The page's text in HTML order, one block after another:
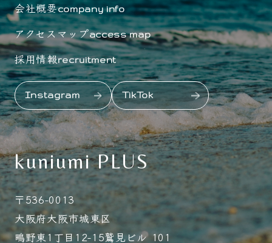
会社概要company info
アクセスマップaccess map
採用情報recruitment
Instagram TikTok
kuniumi PLUS
〒536-0013
大阪府大阪市城東区
鴫野東1丁目12-15鷲見ビル 101